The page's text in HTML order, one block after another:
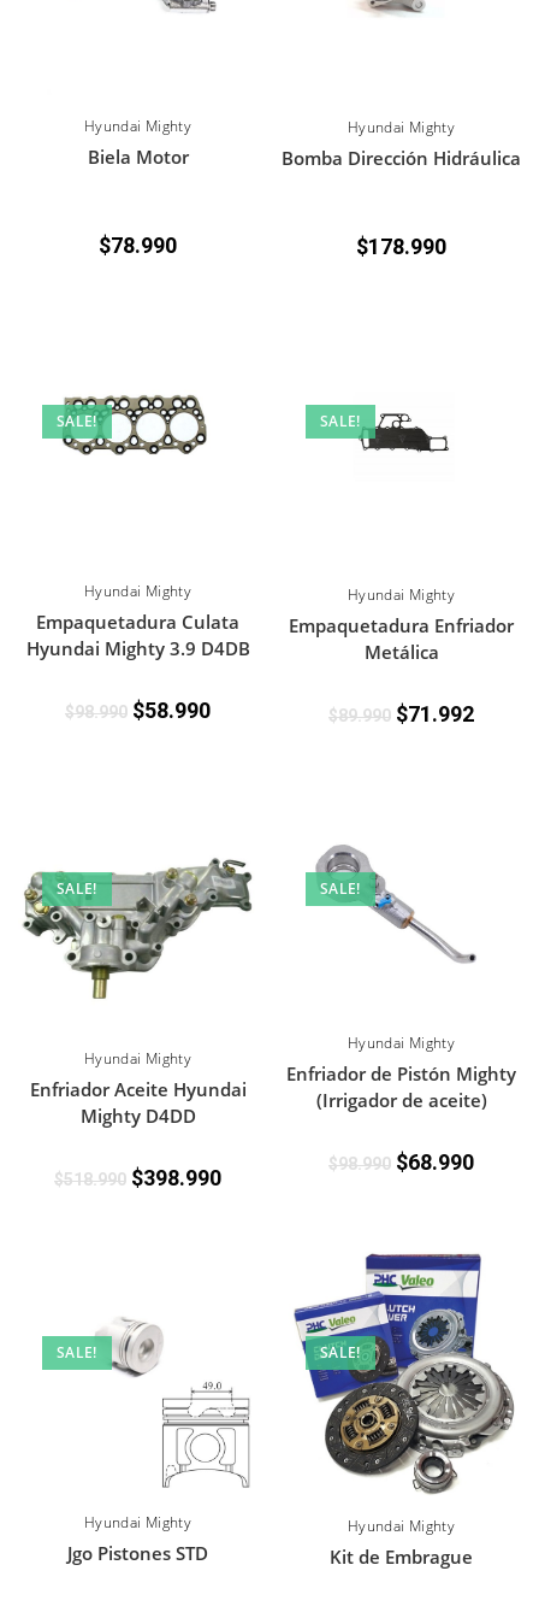
Hyundai Mighty
Biela Motor
$78.990
Hyundai Mighty
Bomba Dirección Hidráulica
$178.990
SALE!
Hyundai Mighty
Empaquetadura Culata
Hyundai Mighty 3.9 D4DB
$98.990 $58.990
SALE!
Hyundai Mighty
Empaquetadura Enfriador
Metálica
$89.990 $71.992
SALE!
Hyundai Mighty
Enfriador Aceite Hyundai
Mighty D4DD
$518.990 $398.990
SALE!
Hyundai Mighty
Enfriador de Pistón Mighty
(Irrigador de aceite)
$98.990 $68.990
SALE!
Hyundai Mighty
Jgo Pistones STD
SALE!
Hyundai Mighty
Kit de Embrague